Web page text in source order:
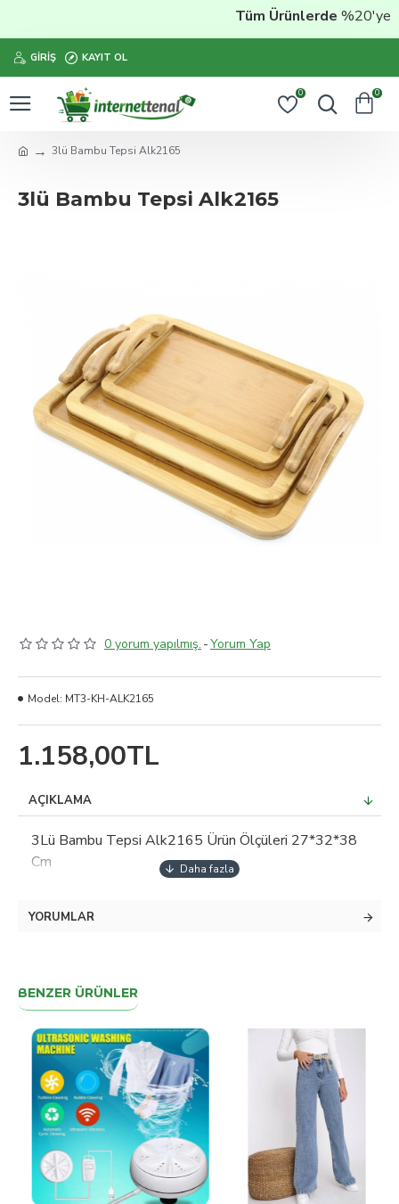
Tüm Ürünlerde%20'ye
GIRIŞ KAYIT OL
0 0
3lü Bambu Tepsi Alk2165
3lü Bambu Tepsi Alk2165
0 yorum yapılmış. -Yorum Yap
1.158,00TL
Model: MT3-KH-ALK2165
AÇIKLAMA
3Lü Bambu Tepsi Alk2165 Ürün Ölçüleri 27*32*38
Cm
YORUMLAR
BENZER ÜRÜNLER